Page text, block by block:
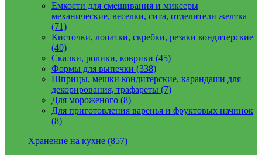
Емкости для смешивания и миксеры
механические, веселки, сита, отделители желтка
(71)
Кисточки, лопатки, скребки, резаки кондитерские
(40)
Скалки, ролики, коврики (45)
Формы для выпечки (338)
Шприцы, мешки кондитерские, карандаши для
декорирования, трафареты (7)
Для мороженого (8)
Для приготовления варенья и фруктовых начинок
(8)
Хранение на кухне (857)